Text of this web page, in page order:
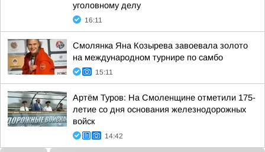
уголовному делу
16:11
Смолянка Яна Козырева завоевала золото
на международном турнире по самбо
15:11
Артём Туров: На Смоленщине отметили 175-
летие со дня основания железнодорожных
войск
14:42